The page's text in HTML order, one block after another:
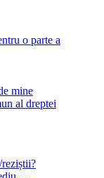
o parte a
mine
al dreptei